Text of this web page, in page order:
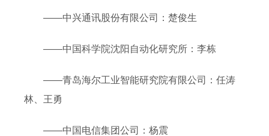
——中兴通讯股份有限公司：楚俊生
——中国科学院沈阳自动化研究所：李栋
——青岛海尔工业智能研究院有限公司：任涛
林、王勇
——中国电信集团公司：杨震